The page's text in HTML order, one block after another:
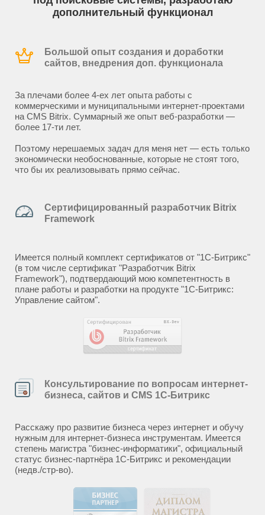
дополнительный функционал
Большой опыт создания и доработки
сайтов, внедрения доп. функционала
За плечами более 4-ех лет опыта работы с
коммерческими и муниципальными интернет-проектами
на CMS Bitrix. Суммарный же опыт веб-разработки —
более 17-ти лет.
Поэтому нерешаемых задач для меня нет — есть только
экономически необоснованные, которые не стоят того,
что бы их реализовывать прямо сейчас.
Сертифицированный разработчик Bitrix
Framework
Имеется полный комплект сертификатов от "1С-Битрикс"
(в том числе сертификат "Разработчик Bitrix
Framework"), подтвердающий мою компетентность в
плане работы и разработки на продукте "1С-Битрикс:
Управление сайтом".
Консультирование по вопросам интернет-
бизнеса, сайтов и CMS 1С-Битрикс
Расскажу про развитие бизнеса через интернет и обучу
нужным для интернет-бизнеса инструментам. Имеется
степень магистра "бизнес-информатики", официальный
статус бизнес-партнёра 1С-Битрикс и рекомендации
(недв./стр-во).